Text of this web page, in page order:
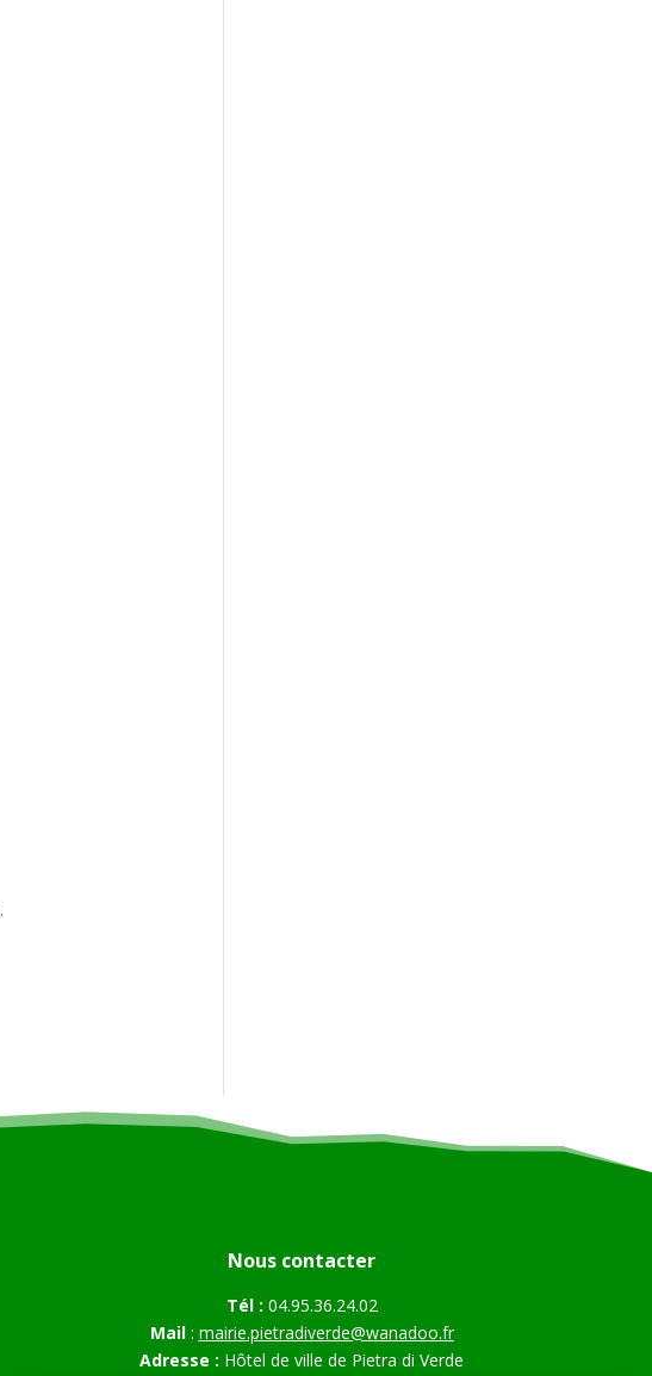
.
Nous contacter
Tél : 04.95.36.24.02
Mail: mairie.pietradiverde@wanadoo.fr
Adresse : Hôtel de ville de Pietra di Verde